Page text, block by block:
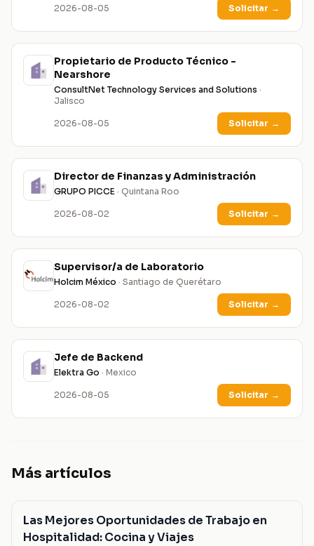
2026-08-05 Solicitar →
Propietario de Producto Técnico -
Nearshore
ConsultNet Technology Services and Solutions ·
Jalisco
2026-08-05 Solicitar →
Director de Finanzas y Administración
GRUPO PICCE · Quintana Roo
2026-08-02 Solicitar →
Supervisor/a de Laboratorio
Holcim México · Santiago de Querétaro
2026-08-02 Solicitar →
Jefe de Backend
Elektra Go · Mexico
2026-08-05 Solicitar →
Más artículos
Las Mejores Oportunidades de Trabajo en
Hospitalidad: Cocina y Viajes